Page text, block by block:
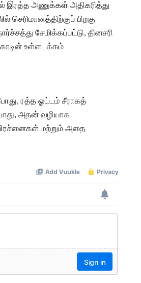
இரத்த அணுக்கள் அதிகரித்து
செரிமானத்திற்குப் பிறகு
சேமிக்கப்பட்டு, தினசரி
உள்ளடக்கம்
ரத்த ஓட்டம் சீராகத்
அதன் வழியாக
பிரச்னைகள் மற்றும் அதை